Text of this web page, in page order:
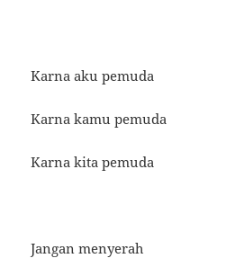
Karna aku pemuda
Karna kamu pemuda
Karna kita pemuda
Jangan menyerah